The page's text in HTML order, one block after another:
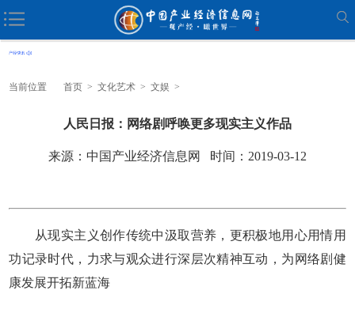
当前位置 首页 > 文化艺术 > 文娱 >
人民日报：网络剧呼唤更多现实主义作品
来源：中国产业经济信息网 时间：2019-03-12
从现实主义创作传统中汲取营养，更积极地用心用情用
功记录时代，力求与观众进行深层次精神互动，为网络剧健
康发展开拓新蓝海